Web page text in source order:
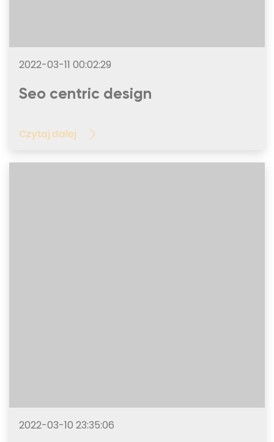
2022-03-11 00:02:29
Seo centric design
Czytaj dalej
2022-03-10 23:35:06